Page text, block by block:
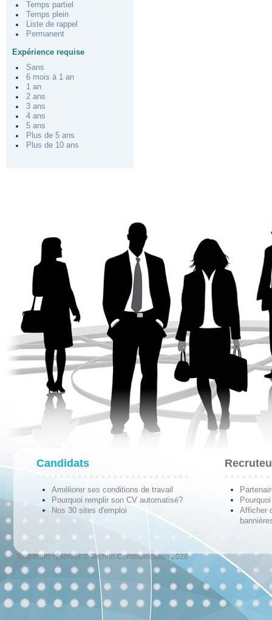
Temps partiel
Temps plein
Liste de rappel
Permanent
Expérience requise
Sans
6 mois à 1 an
1 an
2 ans
3 ans
4 ans
5 ans
Plus de 5 ans
Plus de 10 ans
Candidats
Améliorer ses conditions de travail
Pourquoi remplir son CV automatisé?
Nos 30 sites d'emploi
Afficher
Tous droits réservés © Techno-Communication 2026